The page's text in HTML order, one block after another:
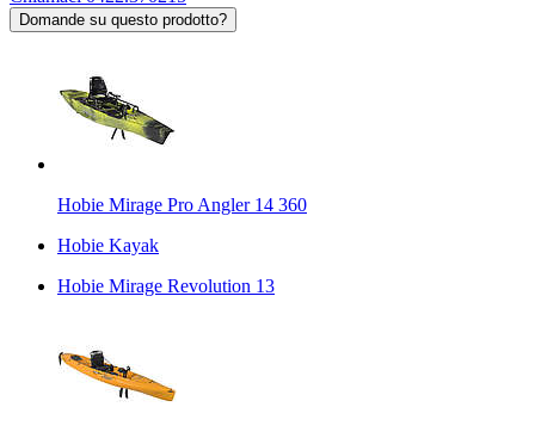
Domande su questo prodotto?
Hobie Mirage Pro Angler 14 360
Hobie Kayak
Hobie Mirage Revolution 13